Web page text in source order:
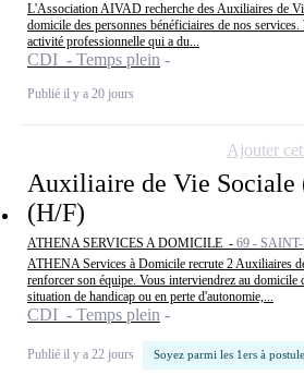
L'Association AIVAD recherche des Auxiliaires de
domicile des personnes bénéficiaires de nos
activité professionnelle qui a du...
CDI - Temps plein
Publié il y a 20 jours
Auxiliaire de Vie Sociale
(H/F)
ATHENA SERVICES A DOMICILE - 69 -
ATHENA Services à Domicile recrute 2 Auxiliaires
renforcer son équipe. Vous interviendrez au domicile
situation de handicap ou en perte d'autonomie,...
CDI - Temps plein
Publié il y a 22 jours Soyez parmi les 1ers à
Ajouter